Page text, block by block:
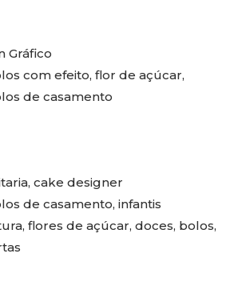
Gráfico
com efeito, flor de açúcar,
de casamento
cake designer
de casamento, infantis
flores de açúcar, doces, bolos,